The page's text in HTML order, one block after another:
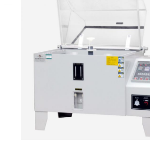
साइटमैप